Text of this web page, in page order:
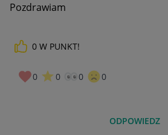
Pozdrawiam
0 W PUNKT!
0 0 0 0
ODPOWIEDZ